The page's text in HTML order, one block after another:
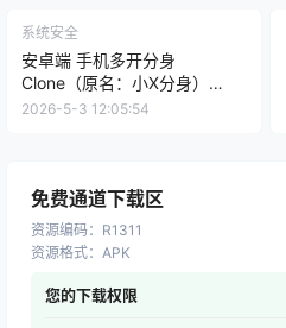
系统安全
安卓端 手机多开分身
Clone（原名：小X分身）
v33.8.5 | 软件个锤子 | R1103
2026-5-3 12:05:54
免费通道下载区
资源编码： R1311
资源格式： APK
您的下载权限